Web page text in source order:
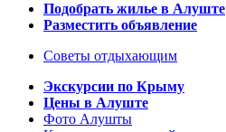
Подобрать жилье в Алуште
Разместить объявление
Советы отдыхающим
Экскурсии по Крыму
Цены в Алуште
Фото Алушты